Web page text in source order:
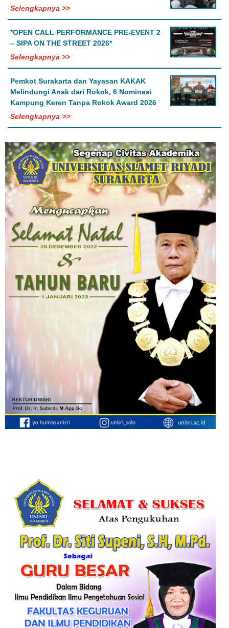
Selengkapnya >>
*OPEN CALL PERFORMANCE PRE-EVENT 2
– SIPA ON THE STREET 2026*
Selengkapnya >>
Pemkot Surakarta dan Yayasan KAKAK
Melindungi Anak dari Rokok, 6 Nominasi
Kampung Keren Tanpa Rokok Award 2026
Selengkapnya >>